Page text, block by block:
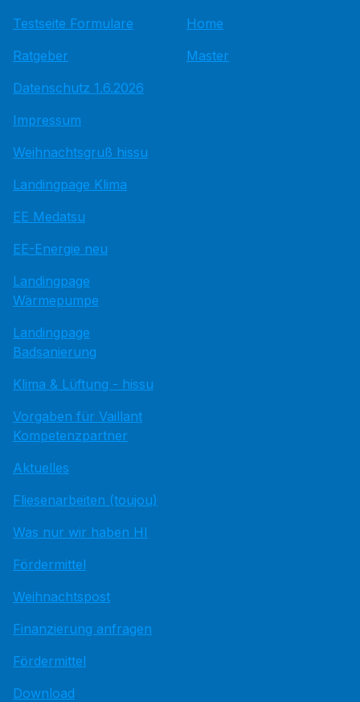
Testseite Formulare
Ratgeber
Datenschutz 1.6.2026
Impressum
Weihnachtsgruß hissu
Landingpage Klima
EE Medatsu
EE-Energie neu
Landingpage
Wärmepumpe
Landingpage
Badsanierung
Klima & Lüftung - hissu
Vorgaben für Vaillant
Kompetenzpartner
Aktuelles
Fliesenarbeiten (toujou)
Was nur wir haben HI
Fördermittel
Weihnachtspost
Finanzierung anfragen
Fördermittel
Download
Home
Master